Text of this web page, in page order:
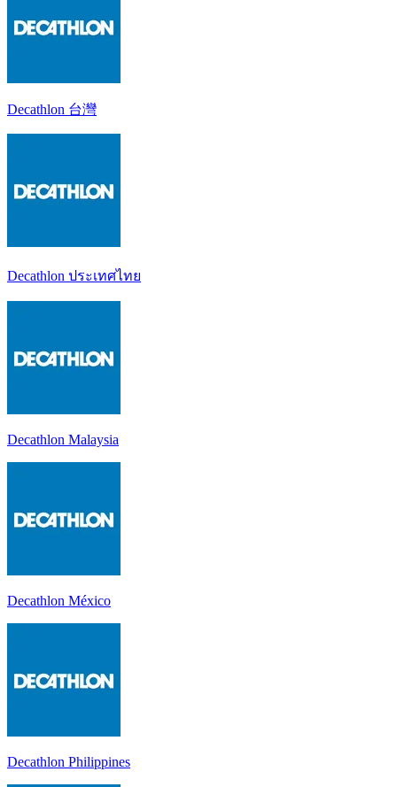
Decathlon 台灣
Decathlon ประเทศไทย
Decathlon Malaysia
Decathlon México
Decathlon Philippines